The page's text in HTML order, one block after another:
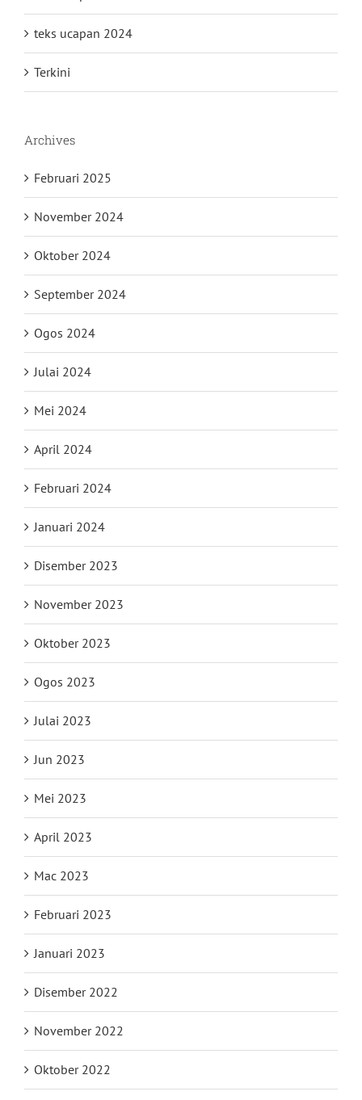
teks ucapan 2024
Terkini
Archives
Februari 2025
November 2024
Oktober 2024
September 2024
Ogos 2024
Julai 2024
Mei 2024
April 2024
Februari 2024
Januari 2024
Disember 2023
November 2023
Oktober 2023
Ogos 2023
Julai 2023
Jun 2023
Mei 2023
April 2023
Mac 2023
Februari 2023
Januari 2023
Disember 2022
November 2022
Oktober 2022